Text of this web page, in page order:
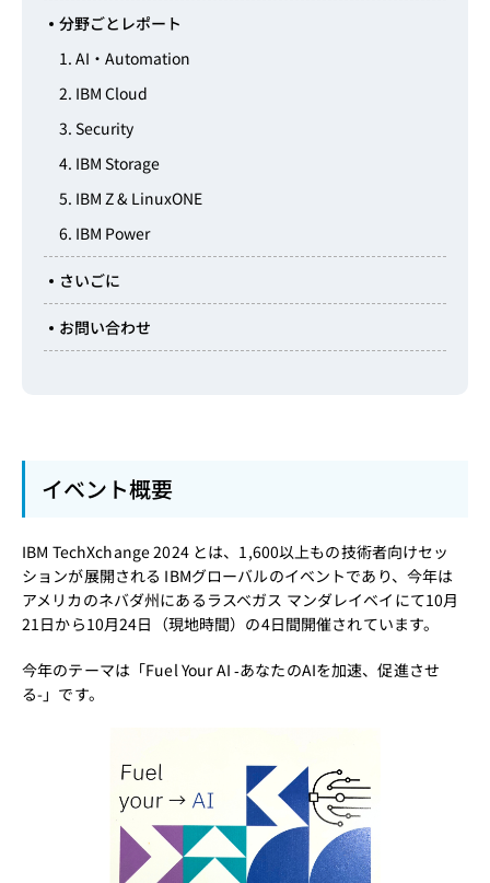
分野ごとレポート
1. AI・Automation
2. IBM Cloud
3. Security
4. IBM Storage
5. IBM Z & LinuxONE
6. IBM Power
さいごに
お問い合わせ
イベント概要
IBM TechXchange 2024 とは、1,600以上もの技術者向けセッ
ションが展開される IBMグローバルのイベントであり、今年は
アメリカのネバダ州にあるラスベガス マンダレイベイにて10月
21日から10月24日（現地時間）の4日間開催されています。
今年のテーマは「Fuel Your AI ‐あなたのAIを加速、促進させ
る-」です。